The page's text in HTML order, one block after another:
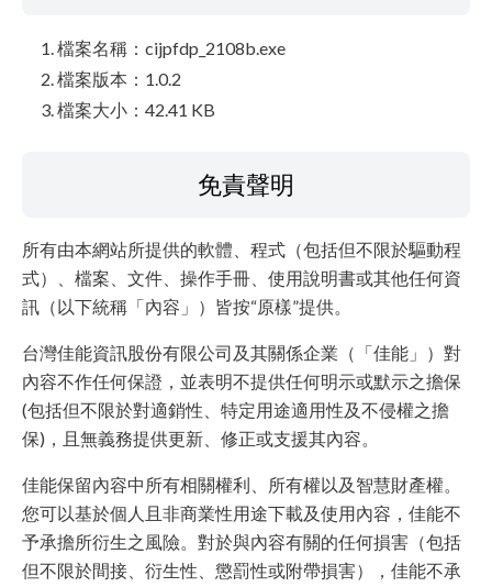
檔案名稱：cijpfdp_2108b.exe
檔案版本：1.0.2
檔案大小：42.41 KB
免責聲明
所有由本網站所提供的軟體、程式（包括但不限於驅動程
式）、檔案、文件、操作手冊、使用說明書或其他任何資
訊（以下統稱「內容」）皆按“原樣”提供。
台灣佳能資訊股份有限公司及其關係企業（「佳能」）對
內容不作任何保證，並表明不提供任何明示或默示之擔保
(包括但不限於對適銷性、特定用途適用性及不侵權之擔
保)，且無義務提供更新、修正或支援其內容。
佳能保留內容中所有相關權利、所有權以及智慧財產權。
您可以基於個人且非商業性用途下載及使用內容，佳能不
予承擔所衍生之風險。對於與內容有關的任何損害（包括
但不限於間接、衍生性、懲罰性或附帶損害），佳能不承